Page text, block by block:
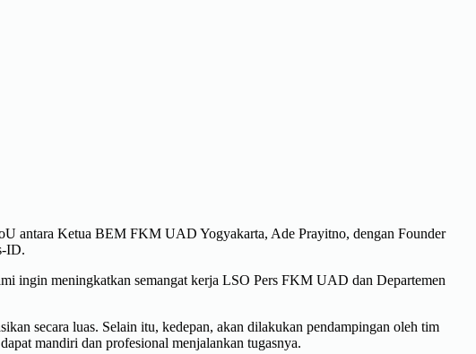
antara Ketua BEM FKM UAD Yogyakarta, Ade Prayitno, dengan Founder
ID.
ingin meningkatkan semangat kerja LSO Pers FKM UAD dan Departemen
secara luas. Selain itu, kedepan, akan dilakukan pendampingan oleh tim
mandiri dan profesional menjalankan tugasnya.